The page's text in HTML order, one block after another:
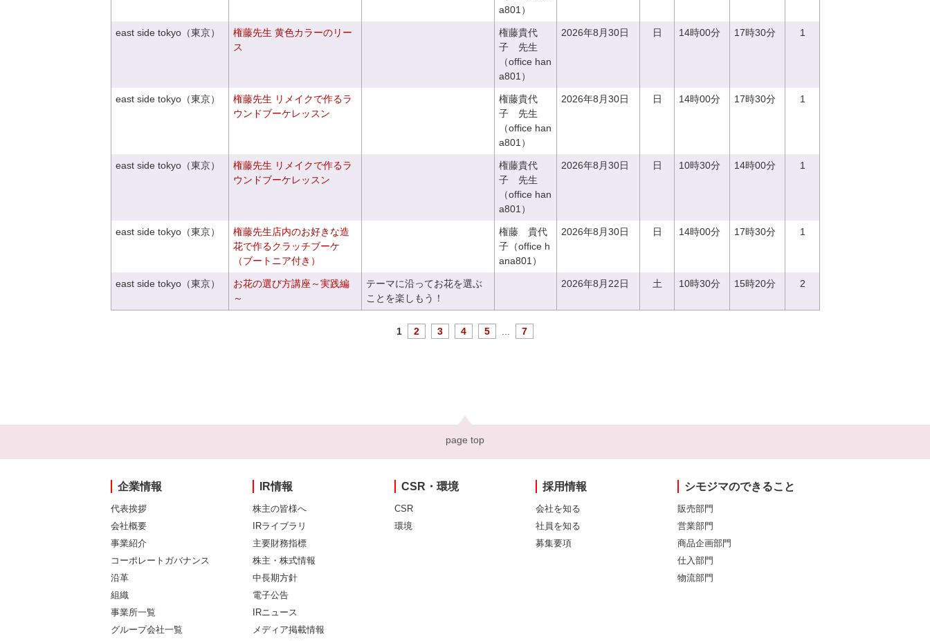
a801）
east side tokyo（東京）
権藤先生 黄色カラーのリー
ス
権藤貴代
子 先生
（office han
a801）
2026年8月30日 日 14時00分 17時30分 1
east side tokyo（東京）
権藤先生 リメイクで作るラ
ウンドブーケレッスン
権藤貴代
子 先生
（office han
a801）
2026年8月30日 日 14時00分 17時30分 1
east side tokyo（東京）
権藤先生 リメイクで作るラ
ウンドブーケレッスン
権藤貴代
子 先生
（office han
a801）
2026年8月30日 日 10時30分 14時00分 1
east side tokyo（東京）
権藤先生店内のお好きな造
花で作るクラッチブーケ
（ブートニア付き）
権藤 貴代
子（office h
ana801）
2026年8月30日 日 14時00分 17時30分 1
east side tokyo（東京）
お花の選び方講座～実践編
～
テーマに沿ってお花を選ぶ
ことを楽しもう！
2026年8月22日 土 10時30分 15時20分 2
1 2 3 4 5 7
page top
企業情報
代表挨拶
会社概要
事業紹介
コーポレートガバナンス
沿革
組織
事業所一覧
グループ会社一覧
IR情報
株主の皆様へ
IRライブラリ
主要財務指標
株主・株式情報
中長期方針
電子公告
IRニュース
メディア掲載情報
CSR・環境
CSR
環境
採用情報
会社を知る
社員を知る
募集要項
シモジマのできること
販売部門
営業部門
商品企画部門
仕入部門
物流部門